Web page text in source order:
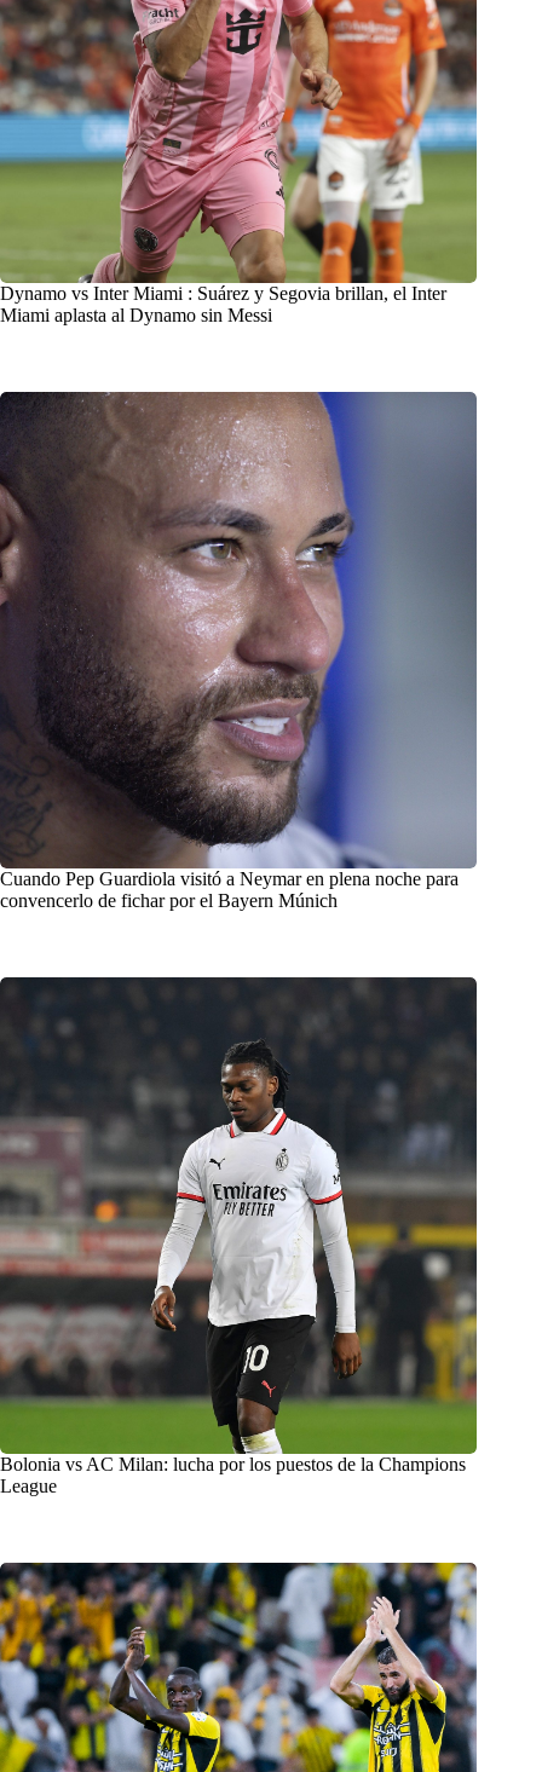
Dynamo vs Inter Miami : Suárez y Segovia brillan, el Inter
Miami aplasta al Dynamo sin Messi
Cuando Pep Guardiola visitó a Neymar en plena noche para
convencerlo de fichar por el Bayern Múnich
Bolonia vs AC Milan: lucha por los puestos de la Champions
League